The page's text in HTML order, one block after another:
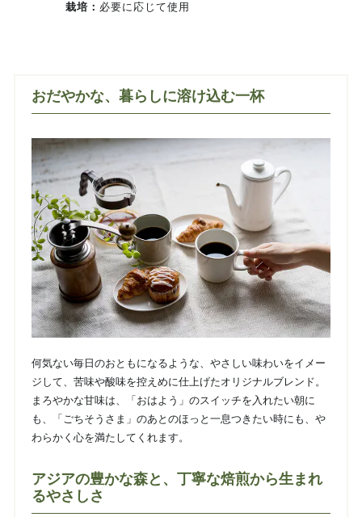
栽培： 必要に応じて使用
おだやかな、暮らしに溶け込む一杯
何気ない毎日のおともになるような、やさしい味わいをイメー
ジして、苦味や酸味を控えめに仕上げたオリジナルブレンド。
まろやかな甘味は、「おはよう」のスイッチを入れたい朝に
も、「ごちそうさま」のあとのほっと一息つきたい時にも、や
わらかく心を満たしてくれます。
アジアの豊かな森と、丁寧な焙煎から生まれ
るやさしさ